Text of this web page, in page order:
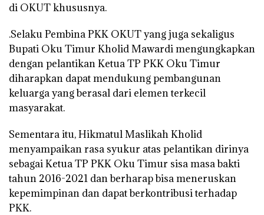
di OKUT khususnya.
.Selaku Pembina PKK OKUT yang juga sekaligus
Bupati Oku Timur Kholid Mawardi mengungkapkan
dengan pelantikan Ketua TP PKK Oku Timur
diharapkan dapat mendukung pembangunan
keluarga yang berasal dari elemen terkecil
masyarakat.
Sementara itu, Hikmatul Maslikah Kholid
menyampaikan rasa syukur atas pelantikan dirinya
sebagai Ketua TP PKK Oku Timur sisa masa bakti
tahun 2016-2021 dan berharap bisa meneruskan
kepemimpinan dan dapat berkontribusi terhadap
PKK.